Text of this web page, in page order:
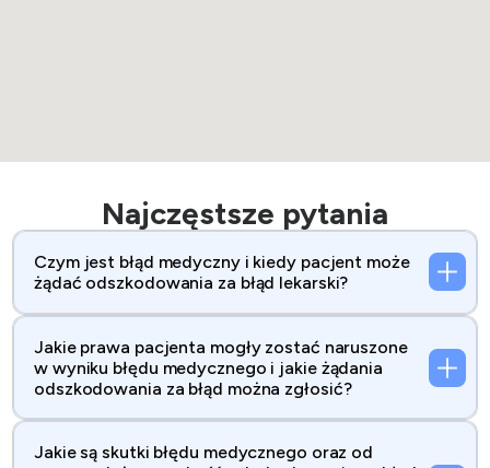
Najczęstsze pytania
Czym jest błąd medyczny i kiedy pacjent może
żądać odszkodowania za błąd lekarski?
Jakie prawa pacjenta mogły zostać naruszone
w wyniku błędu medycznego i jakie żądania
odszkodowania za błąd można zgłosić?
Jakie są skutki błędu medycznego oraz od